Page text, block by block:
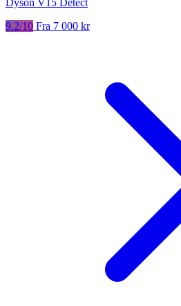
Dyson V15 Detect
9.2/10 Fra 7 000 kr